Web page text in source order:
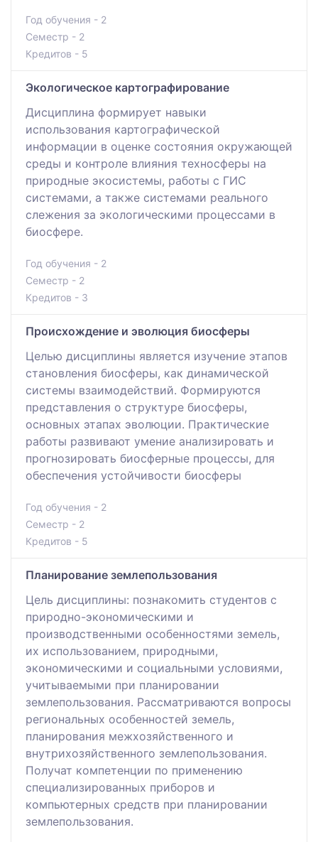
Год обучения - 2
Семестр - 2
Кредитов - 5
Экологическое картографирование
Дисциплина формирует навыки
использования картографической
информации в оценке состояния окружающей
среды и контроле влияния техносферы на
природные экосистемы, работы с ГИС
системами, а также системами реального
слежения за экологическими процессами в
биосфере.
Год обучения - 2
Семестр - 2
Кредитов - 3
Происхождение и эволюция биосферы
Целью дисциплины является изучение этапов
становления биосферы, как динамической
системы взаимодействий. Формируются
представления о структуре биосферы,
основных этапах эволюции. Практические
работы развивают умение анализировать и
прогнозировать биосферные процессы, для
обеспечения устойчивости биосферы
Год обучения - 2
Семестр - 2
Кредитов - 5
Планирование землепользования
Цель дисциплины: познакомить студентов с
природно-экономическими и
производственными особенностями земель,
их использованием, природными,
экономическими и социальными условиями,
учитываемыми при планировании
землепользования. Рассматриваются вопросы
региональных особенностей земель,
планирования межхозяйственного и
внутрихозяйственного землепользования.
Получат компетенции по применению
специализированных приборов и
компьютерных средств при планировании
землепользования.